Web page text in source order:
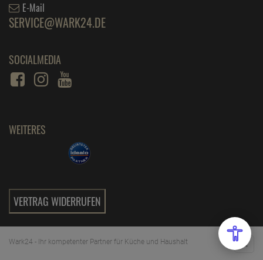
E-Mail
SERVICE@WARK24.DE
SOCIALMEDIA
WEITERES
VERTRAG WIDERRUFEN
Wark24 - Ihr kompetenter Partner für Küche und Haushalt